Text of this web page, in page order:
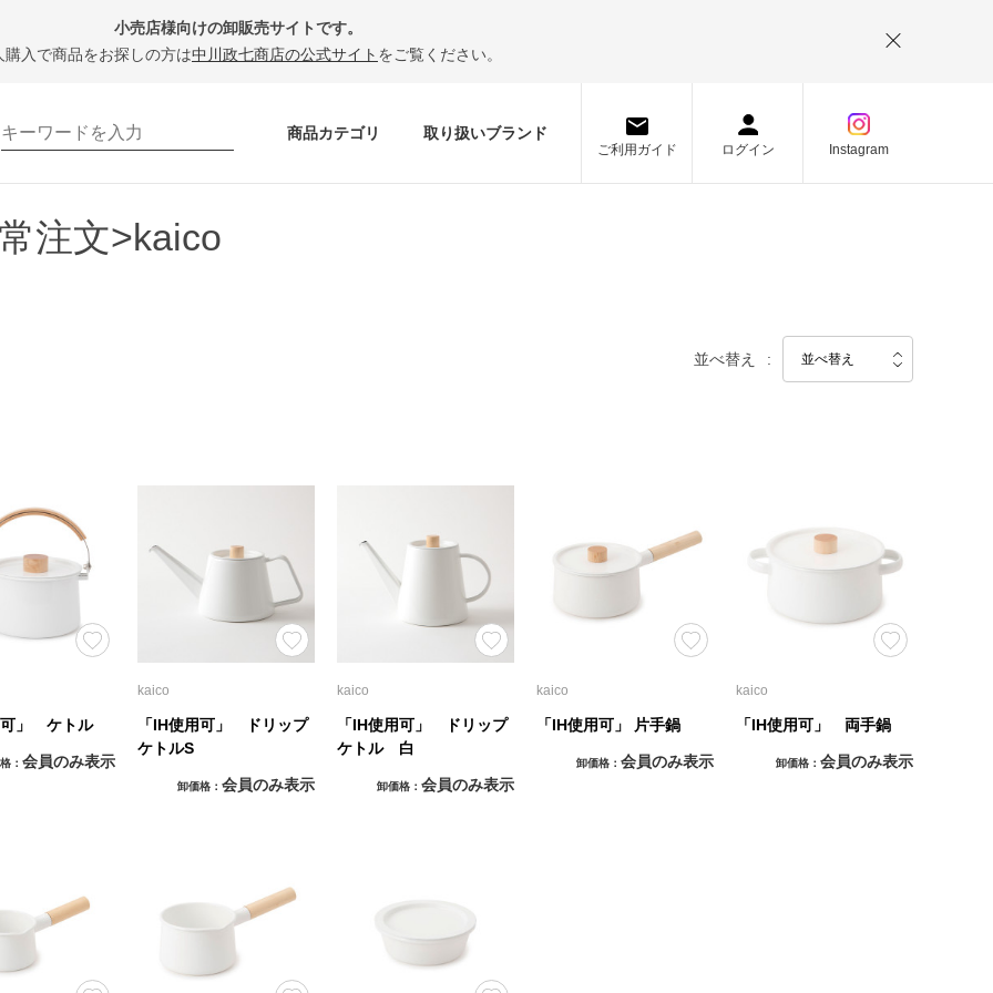
小売店様向けの卸販売サイトです。
購入で商品をお探しの方は中川政七商店の公式サイト をご覧ください。
商品カテゴリ 取り扱いブランド
ご利用ガイド ログイン Instagram
注文>kaico
並べ替え
可」 ケトル
会員のみ表示
kaico
「IH使用可」 ドリップ
ケトルS
卸価格 会員のみ表示
kaico
「IH使用可」 ドリップ
ケトル 白
卸価格 会員のみ表示
kaico
「IH使用可」 片手鍋
卸価格 会員のみ表示
kaico
「IH使用可」 両手鍋
卸価格 会員のみ表示